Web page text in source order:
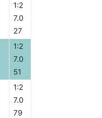
1:2
7.0
27
1:2
7.0
51
1:2
7.0
79